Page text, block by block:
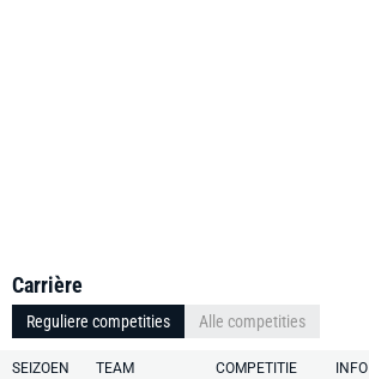
Carrière
Reguliere competities Alle competities
SEIZOEN TEAM COMPETITIE INFO